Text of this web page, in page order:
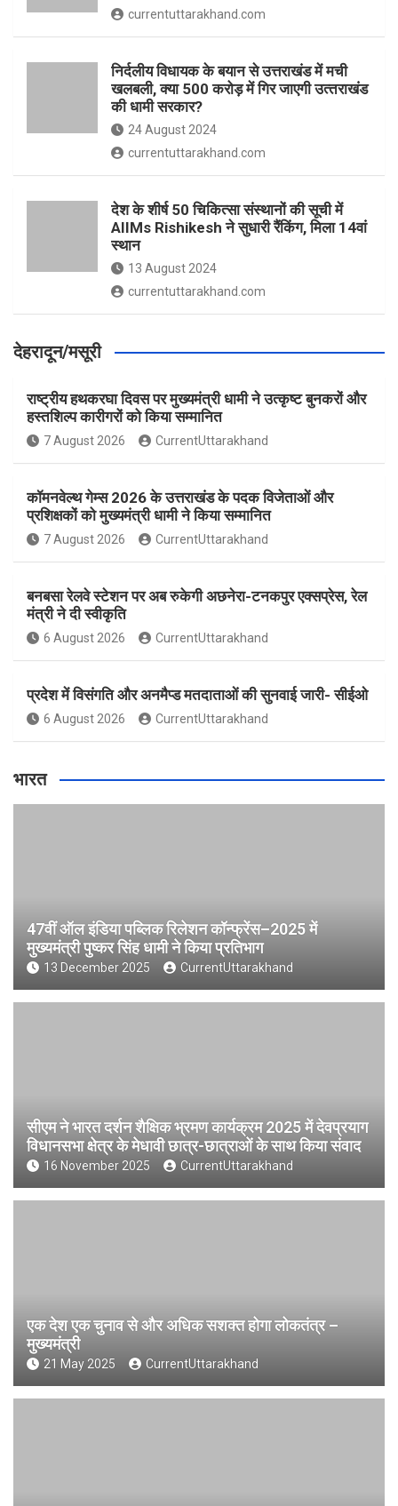
currentuttarakhand.com
निर्दलीय विधायक के बयान से उत्तराखंड में मची
खलबली, क्‍या 500 करोड़ में गिर जाएगी उत्‍तराखंड
की धामी सरकार?
24 August 2024
currentuttarakhand.com
देश के शीर्ष 50 चिकित्सा संस्थानों की सूची में
AIIMs Rishikesh ने सुधारी रैंकिंग, मिला 14वां
स्थान
13 August 2024
currentuttarakhand.com
देहरादून/मसूरी
राष्ट्रीय हथकरघा दिवस पर मुख्यमंत्री धामी ने उत्कृष्ट बुनकरों और
हस्तशिल्प कारीगरों को किया सम्मानित
7 August 2026 CurrentUttarakhand
कॉमनवेल्थ गेम्स 2026 के उत्तराखंड के पदक विजेताओं और
प्रशिक्षकों को मुख्यमंत्री धामी ने किया सम्मानित
7 August 2026 CurrentUttarakhand
बनबसा रेलवे स्टेशन पर अब रुकेगी अछनेरा-टनकपुर एक्सप्रेस, रेल
मंत्री ने दी स्वीकृति
6 August 2026 CurrentUttarakhand
प्रदेश में विसंगति और अनमैप्ड मतदाताओं की सुनवाई जारी- सीईओ
6 August 2026 CurrentUttarakhand
भारत
47वीं ऑल इंडिया पब्लिक रिलेशन कॉन्फ्रेंस–2025 में
मुख्यमंत्री पुष्कर सिंह धामी ने किया प्रतिभाग
13 December 2025 CurrentUttarakhand
सीएम ने भारत दर्शन शैक्षिक भ्रमण कार्यक्रम 2025 में देवप्रयाग
विधानसभा क्षेत्र के मेधावी छात्र-छात्राओं के साथ किया संवाद
16 November 2025 CurrentUttarakhand
एक देश एक चुनाव से और अधिक सशक्त होगा लोकतंत्र –
मुख्यमंत्री
21 May 2025 CurrentUttarakhand